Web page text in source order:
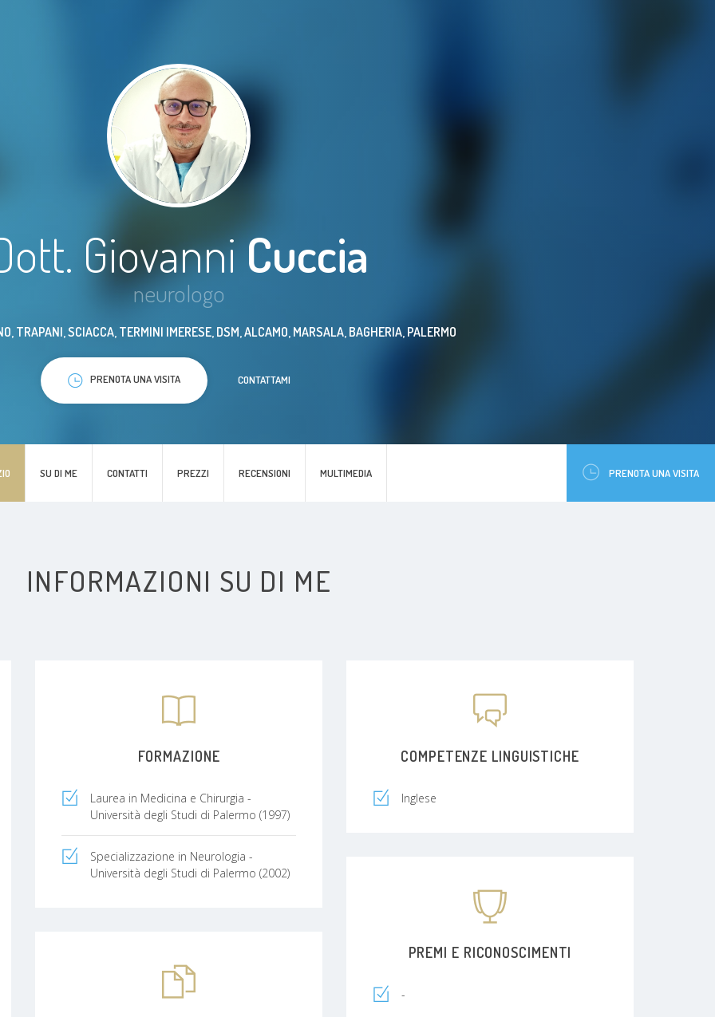
SU DI ME CONTATTI PREZZI RECENSIONI MULTIMEDIA PRENOTA UNA VISITA
GiovanniCuccia
neurologo
TRAPANI, SCIACCA, TERMINI IMERESE, DSM, ALCAMO, MARSALA, BAGHERIA, PALERMO
PRENOTA UNA VISITA CONTATTAMI
INFORMAZIONI SU DI ME
FORMAZIONE
Laurea in Medicina e Chirurgia -
Università degli Studi di Palermo (1997)
Specializzazione in Neurologia -
Università degli Studi di Palermo (2002)
COMPETENZE LINGUISTICHE
Inglese
PREMI E RICONOSCIMENTI
-